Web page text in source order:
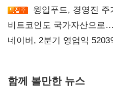
윙입푸드, 경영진
비트코인도 국가자산으로
숙제
네이버, 2분기 영업익
함께 볼만한 뉴스